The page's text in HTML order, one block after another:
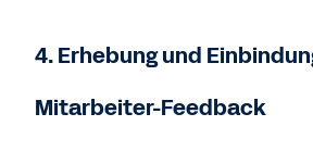
4. Erhebung und
Mitarbeiter-Feedback